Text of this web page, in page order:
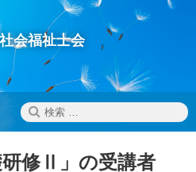
検
索:
会福祉士会
修Ⅱ」の受講者